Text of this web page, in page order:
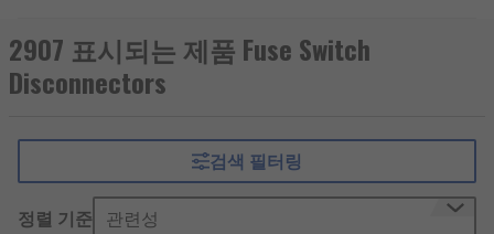
serviced or maintained. They isolate a given part
of the circuit by cutting off its electrical supply,
making it safe for service or maintenance. You
isolators and switch disconnectors.
Fused switches contain multiple fuses inside the
same enclosure so that it is easy to select and
2907 표시되는 제품 Fuse Switch
Disconnectors
검색 필터링
정렬 기준 관련성